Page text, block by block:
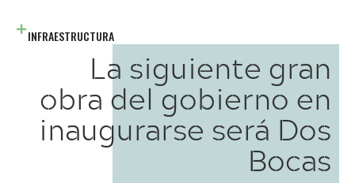
INFRAESTRUCTURA
La siguiente gran
obra del gobierno en
inaugurarse será Dos
Bocas